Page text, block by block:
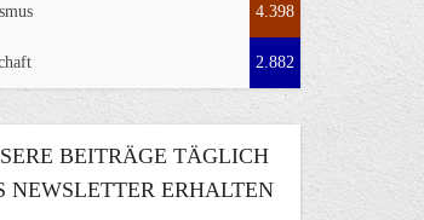
4.398
2.882
BEITRÄGE TÄGLICH
NEWSLETTER ERHALTEN